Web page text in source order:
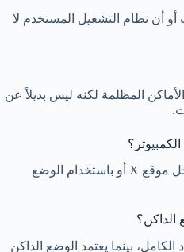
أن نظام التشغيل المستخدم لا
المظلمة لكنه ليس بديلاً عن
نعم، من خلال إعدادات العرض داخل موقع X أو باستخدام الوضع
الداكن؟
بينما يعتمد الوضع الداكن